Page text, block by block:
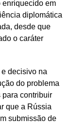
enriquecido em
diplomática
desde que
o caráter
decisivo na
do problema
contribuir
que a Rússia
submissão de